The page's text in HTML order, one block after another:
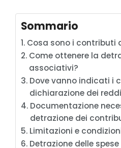
Sommario
Cosa sono i contributi
Come ottenere la
associativi?
Dove vanno indicati i
dichiarazione dei
Documentazione
detrazione dei
Limitazioni e
Detrazione delle